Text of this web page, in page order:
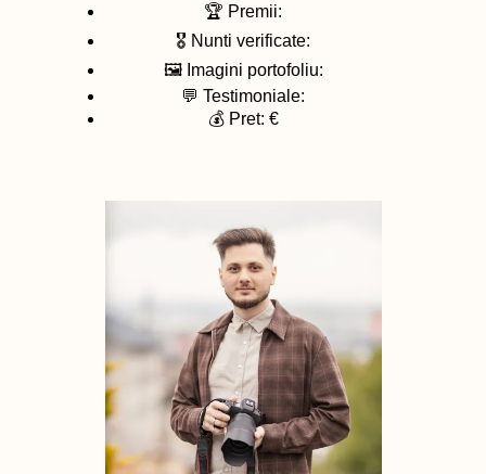
🏆 Premii:
🎖️ Nunti verificate:
🖼️ Imagini portofoliu:
💬 Testimoniale:
💰 Pret: €